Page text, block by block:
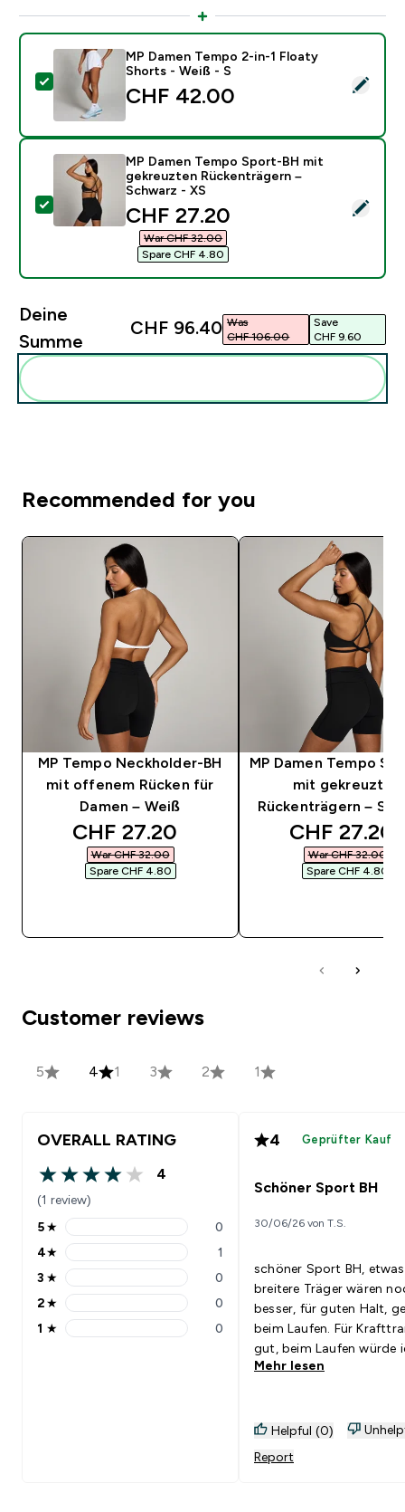
Dieses Produkt ausw�hlen - MP Damen Tempo 2-in-
MP Damen Tempo 2-in-1 Floaty
Shorts - Weiß - S
CHF 42.00‎
Dieses Produkt ausw�hlen - MP Damen Tempo
MP Damen Tempo Sport-BH mit
gekreuzten Rückenträgern –
Schwarz - XS
discounted price
CHF 27.20‎
War CHF 32.00‎
Spare CHF 4.80‎
Deine
Summe
CHF 96.40‎ Was
CHF 106.00‎
Save
CHF 9.60‎
Recommended for you
MP Tempo Neckholder-BH
mit offenem Rücken für
Damen – Weiß
discounted price
CHF 27.20‎
War CHF 32.00‎
Spare CHF 4.80‎
MP Damen Tempo
mit gekreuzten
Rückenträgern –
discounted
CHF 27.20‎
War CHF 32.00‎
Spare CHF 4.80‎
Customer reviews
5 4 1 3 2 1
OVERALL RATING
4 out of 5 stars
4
(1 review)
5 stars rating 0 reviews
5★ 0
4 stars rating 1 reviews
4★ 1
3 stars rating 0 reviews
3 ★ 0
2 stars rating 0 reviews
2★ 0
1 stars rating 0 reviews
1 ★ 0
4 Geprüfter Kauf
Schöner Sport BH
30/06/26 von T.S.
schöner Sport BH, etwas
breitere Träger wären
besser, für guten Halt,
beim Laufen. Für
gut, beim Laufen würde
diese Variante nicht
Mehr lesen
Helpful (0)
Report